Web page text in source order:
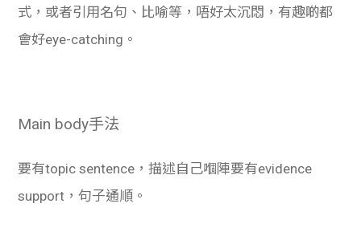
式，或者引用名句、比喻等，唔好太沉悶，有趣啲都
會好eye-catching。
Main body手法
要有topic sentence，描述自己嗰陣要有evidence
support，句子通順。